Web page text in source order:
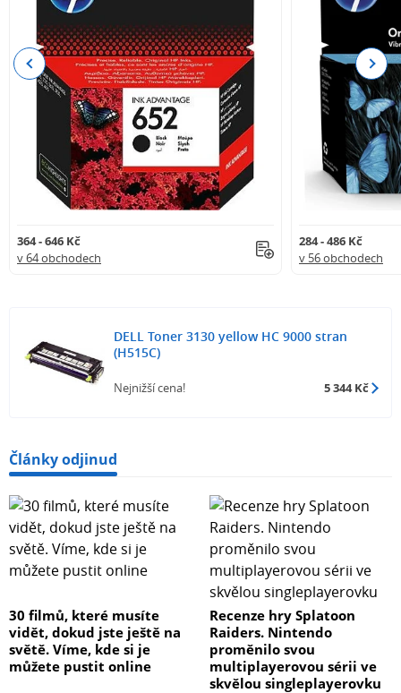
364 - 646 Kč
v 64 obchodech
284 - 486 Kč
v 56 obchodech
Previous Next
DELL Toner 3130 yellow HC 9000 stran
(H515C)
Nejnižší cena! 5 344 Kč
Články odjinud
30 filmů, které musíte
vidět, dokud jste ještě na
světě. Víme, kde si je
můžete pustit online
Recenze hry Splatoon
Raiders. Nintendo
proměnilo svou
multiplayerovou sérii ve
skvělou singleplayerovku